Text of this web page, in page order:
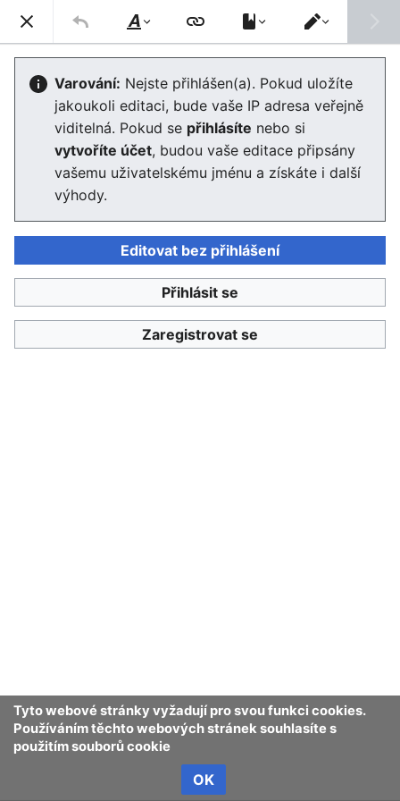
Enviwiki
Wikipedie:Pojmenování kategorií
Sledovat
Informace o tomto tématu lze nalézt také v článku
Wikipedie:Pojmenování kategorií
Stránkunaposledy editoval Adminpřed 10 lety
Tyto webové stránky vyžadují pro svou funkci cookies.
Používáním těchto webových stránek souhlasíte s
použitím souborů cookie
OK
Styl
textu
Přepnout
editor
Varování: Nejste přihlášen(a). Pokud uložíte
jakoukoli editaci, bude vaše IP adresa veřejně
viditelná. Pokud se přihlásíte nebo si
vytvoříte účet, budou vaše editace připsány
vašemu uživatelskému jménu a získáte i další
výhody.
Editovat bez přihlášení
Přihlásit se
Zaregistrovat se